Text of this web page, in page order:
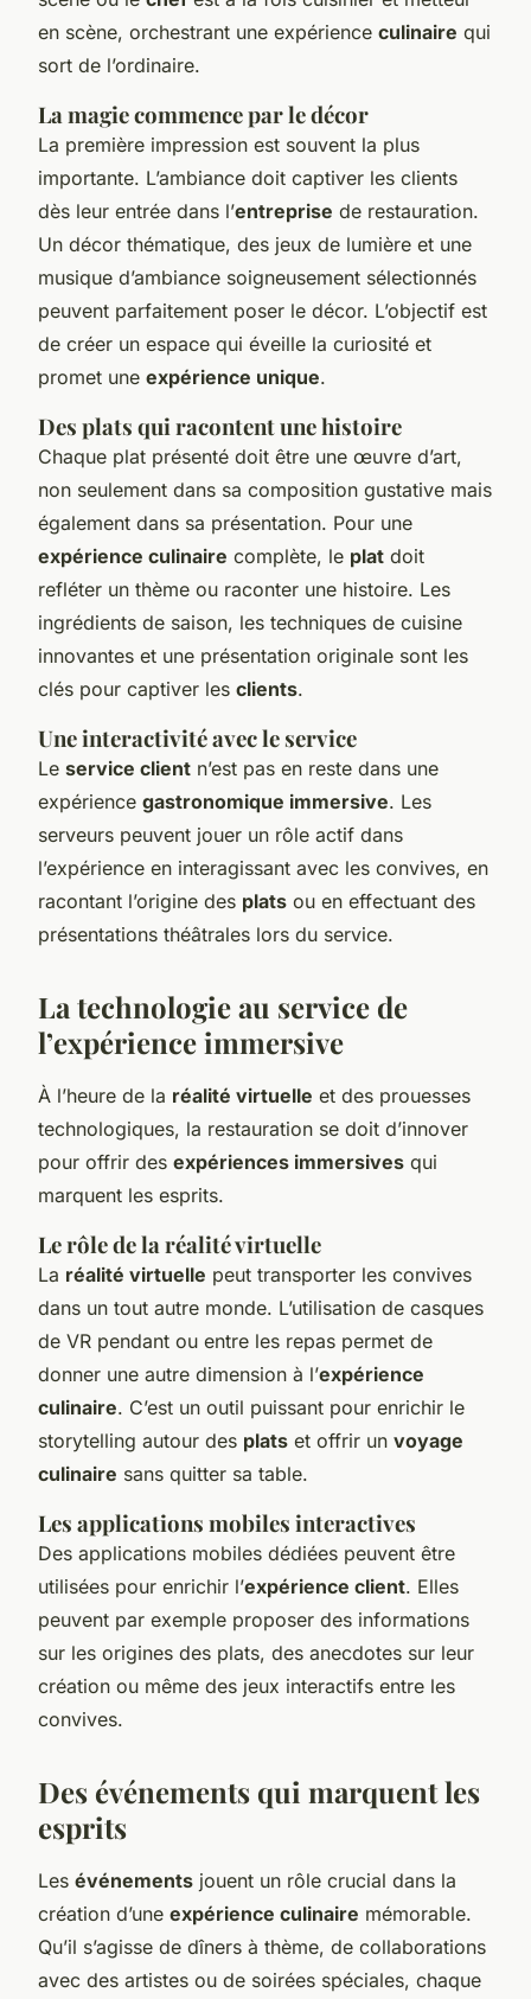
en scène, orchestrant une expérience culinaire qui
sort de l’ordinaire.
La magie commence par le décor
La première impression est souvent la plus
importante. L’ambiance doit captiver les clients
dès leur entrée dans l’entreprise de restauration.
Un décor thématique, des jeux de lumière et une
musique d’ambiance soigneusement sélectionnés
peuvent parfaitement poser le décor. L’objectif est
de créer un espace qui éveille la curiosité et
promet une expérience unique.
Des plats qui racontent une histoire
Chaque plat présenté doit être une œuvre d’art,
non seulement dans sa composition gustative mais
également dans sa présentation. Pour une
expérience culinaire complète, le plat doit
refléter un thème ou raconter une histoire. Les
ingrédients de saison, les techniques de cuisine
innovantes et une présentation originale sont les
clés pour captiver les clients.
Une interactivité avec le service
Le service client n’est pas en reste dans une
expérience gastronomique immersive. Les
serveurs peuvent jouer un rôle actif dans
l’expérience en interagissant avec les convives, en
racontant l’origine des plats ou en effectuant des
présentations théâtrales lors du service.
La technologie au service de
l’expérience immersive
À l’heure de la réalité virtuelle et des prouesses
technologiques, la restauration se doit d’innover
pour offrir des expériences immersives qui
marquent les esprits.
Le rôle de la réalité virtuelle
La réalité virtuelle peut transporter les convives
dans un tout autre monde. L’utilisation de casques
de VR pendant ou entre les repas permet de
donner une autre dimension à l’expérience
culinaire. C’est un outil puissant pour enrichir le
storytelling autour des plats et offrir un voyage
culinaire sans quitter sa table.
Les applications mobiles interactives
Des applications mobiles dédiées peuvent être
utilisées pour enrichir l’expérience client. Elles
peuvent par exemple proposer des informations
sur les origines des plats, des anecdotes sur leur
création ou même des jeux interactifs entre les
convives.
Des événements qui marquent les
esprits
Les événements jouent un rôle crucial dans la
création d’une expérience culinaire mémorable.
Qu’il s’agisse de dîners à thème, de collaborations
avec des artistes ou de soirées spéciales, chaque